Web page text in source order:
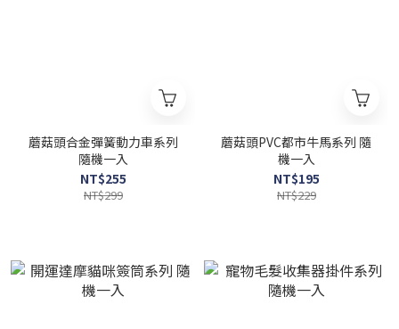
蘑菇頭合金彈簧動力車系列
隨機一入
NT$255
NT$299
蘑菇頭PVC都市牛馬系列 隨
機一入
NT$195
NT$229